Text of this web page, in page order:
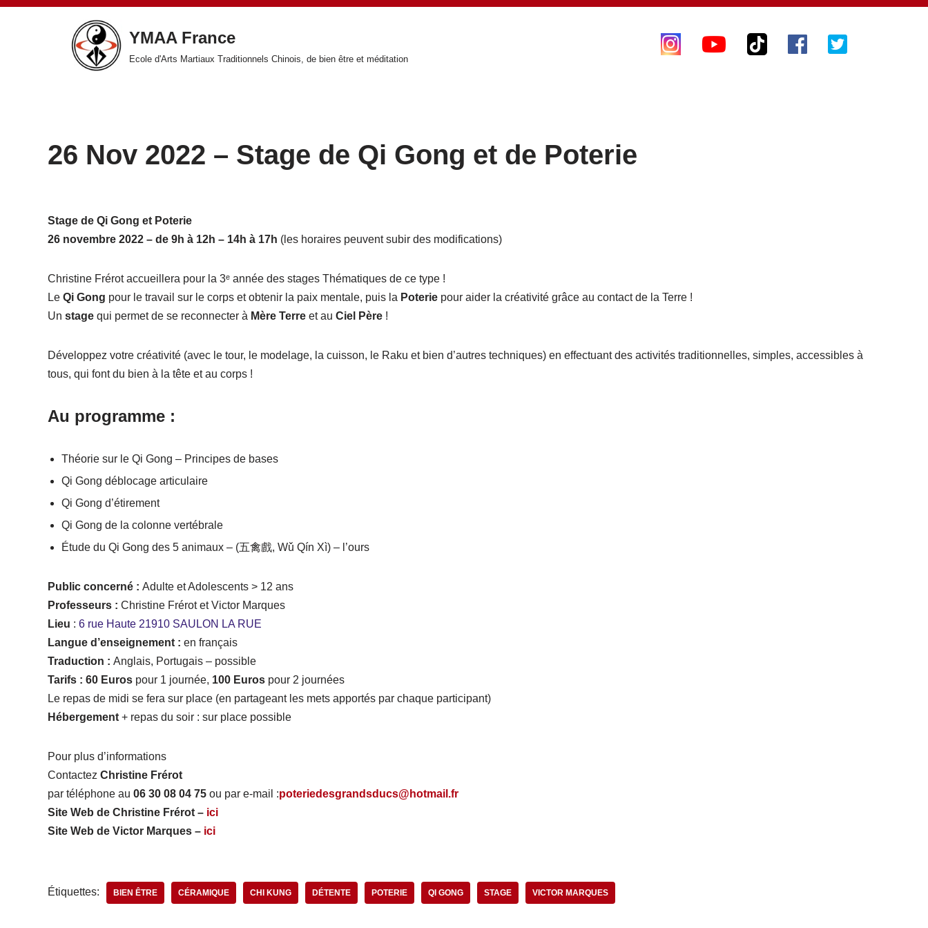
YMAA France
Ecole d'Arts Martiaux Traditionnels Chinois, de bien être et méditation
26 Nov 2022 – Stage de Qi Gong et de Poterie
Stage de Qi Gong et Poterie
26 novembre 2022 – de 9h à 12h – 14h à 17h (les horaires peuvent subir des modifications)
Christine Frérot accueillera pour la 3ᵉ année des stages Thématiques de ce type !
Le Qi Gong pour le travail sur le corps et obtenir la paix mentale, puis la Poteriepour aider la créativité grâce au contact de la Terre !
Un stagequi permet de se reconnecter à Mère Terreet au Ciel Père!
Développez votre créativité (avec le tour, le modelage, la cuisson, le Raku et bien d’autres techniques) en effectuant des activités traditionnelles, simples, accessibles à
tous, qui font du bien à la tête et au corps !
Au programme :
Théorie sur le Qi Gong – Principes de bases
Qi Gong déblocage articulaire
Qi Gong d’étirement
Qi Gong de la colonne vertébrale
Étude du Qi Gong des 5 animaux – (五禽戲, Wǔ Qín Xì) – l’ours
Public concerné : Adulte et Adolescents > 12 ans
Professeurs : Christine Frérot et Victor Marques
Lieu : 6 rue Haute 21910 SAULON LA RUE
Langue d’enseignement : en français
Traduction : Anglais, Portugais – possible
Tarifs : 60 Eurospour 1 journée, 100 Eurospour 2 journées
Le repas de midi se fera sur place (en partageant les mets apportés par chaque participant)
Hébergement+ repas du soir : sur place possible
Pour plus d’informations
Contactez Christine Frérot
par téléphone au 06 30 08 04 75ou par e-mail :poteriedesgrandsducs@hotmail.fr
Site Web de Christine Frérot – ici
Site Web de Victor Marques – ici
Étiquettes: BIEN ÊTRE CÉRAMIQUE CHI KUNG DÉTENTE POTERIE QI GONG STAGE VICTOR MARQUES